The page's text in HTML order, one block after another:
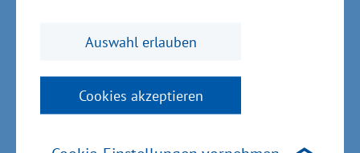
Auswahl erlauben
Cookies akzeptieren
Orthesen, die über Muskelkontraktionen
Kooperation mit einer Hochschule selbst